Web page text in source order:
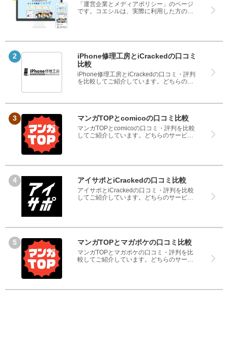
「運営企業とメディアポリシー」のページ
です。コエシルは、実際に利用した方の口
なく、悪い口コミもしっかり掲載している
さい。
iPhone修理工房とiCrackedの口コミ
比較
iPhone修理工房とiCrackedの口コミ・評判
を比較してご紹介しています。どちらのサ
て、iPhone修理工房とiCrackedのどちらを
マンガTOPとcomicoの口コミ比較
マンガTOPとcomicoの口コミ・評判を比較
してご紹介しています。どちらのサービス
てください。
アイサポとiCrackedの口コミ比較
アイサポとiCrackedの口コミ・評判を比較
してご紹介しています。どちらのサービス
てください。
マンガTOPとマガポケの口コミ比較
マンガTOPとマガポケの口コミ・評判を比
較してご紹介しています。どちらのサービ
にしてください。